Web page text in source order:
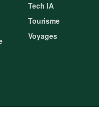
Tech IA
Tourisme
Voyages